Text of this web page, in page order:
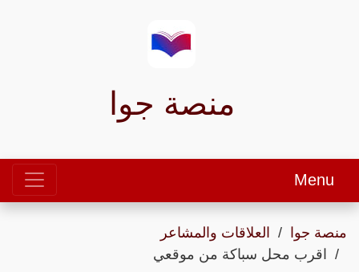
منصة جوا
Menu
منصة جوا
العلاقات والمشاعر
اقرب محل سباكة من موقعي